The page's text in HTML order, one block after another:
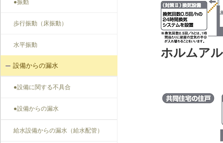
●振動
歩行振動（床振動）
水平振動
設備からの漏水
●設備に関する不具合
●設備からの漏水
給水設備からの漏水（給水配管）
ホルムア